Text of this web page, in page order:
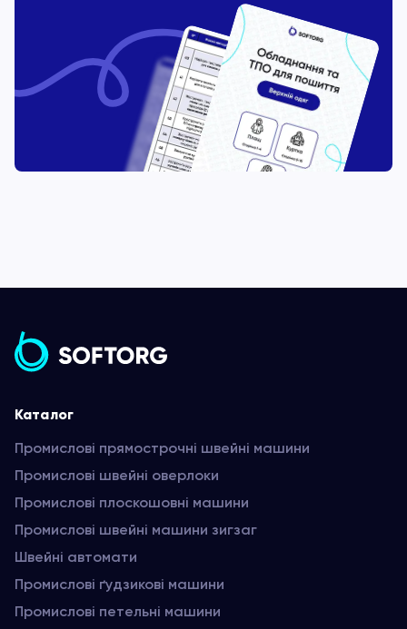
Каталог
Промислові прямострочні швейні машини
Промислові швейні оверлоки
Промислові плоскошовні машини
Промислові швейні машини зигзаг
Швейні автомати
Промислові ґудзикові машини
Промислові петельні машини